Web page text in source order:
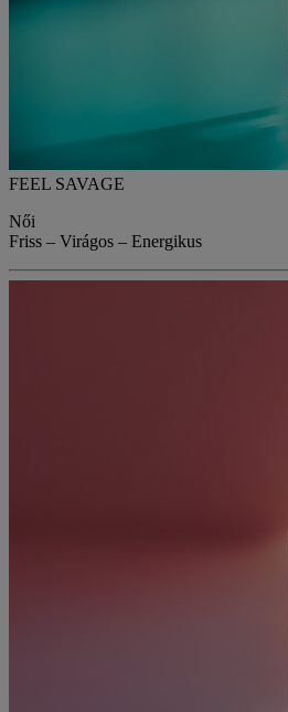
FEEL SAVAGE
Női
Friss – Virágos – Energikus